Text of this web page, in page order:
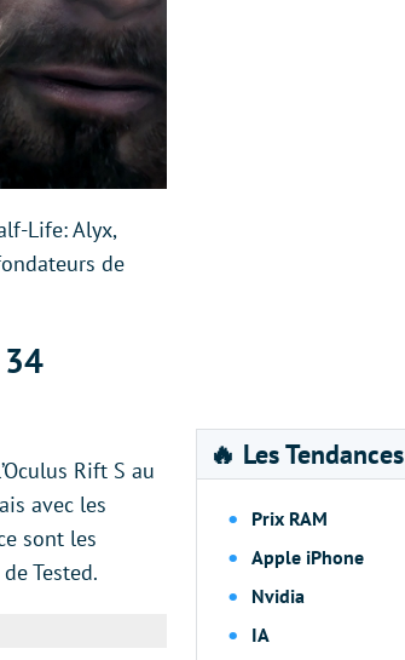
Life: Alyx,
de
Rift S au
avec les
sont les
Tested.
🔥 Les Tendances
Prix RAM
Apple iPhone
Nvidia
IA